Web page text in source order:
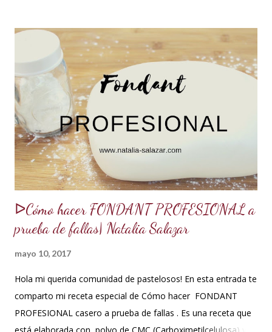
porque el producto estaba muy seco al salir del horno o
porque la receta era básica como suelen ser los bizcochuelos
de batido liviano como el Genovés, Angel cake, etc. Así tus
tortas y pasteles te quedarán húmedos y mucho más
sabrosos. Los jarabes pueden ser de diferentes sabores, de
acuerdo a los ingredientes que usemos. Aquí te comparto
una...
ᐅCómo hacer FONDANT PROFESIONAL a
prueba de fallas| Natalia Salazar
mayo 10, 2017
Hola mi querida comunidad de pastelosos! En esta entrada te
comparto mi receta especial de Cómo hacer FONDANT
PROFESIONAL casero a prueba de fallas . Es una receta que